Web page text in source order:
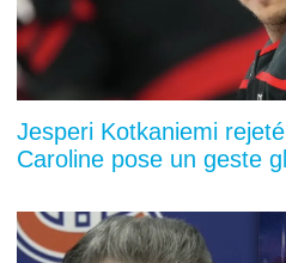
Jesperi Kotkaniemi
Caroline pose un geste